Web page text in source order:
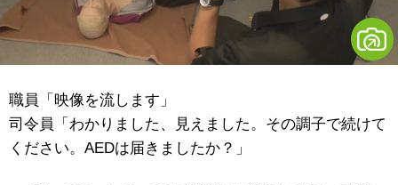
職員「映像を流します」
司令員「わかりました、見えました。その調子で続けて
ください。AEDは届きましたか？」